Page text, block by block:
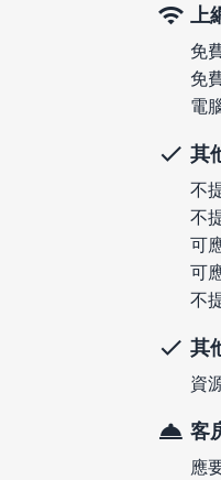
免
免
電
其
不
不
可
可
不
其
資
客
應